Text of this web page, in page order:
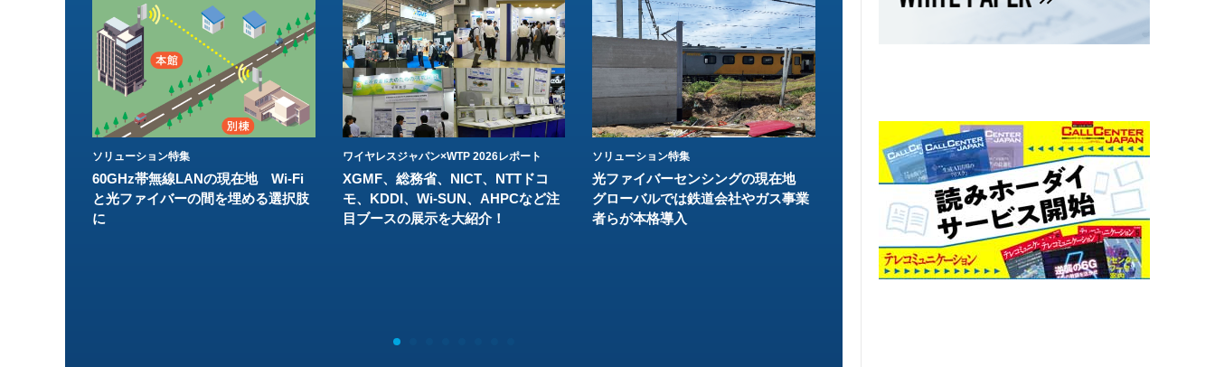
ソリューション特集
60GHz帯無線LANの現在地 Wi-Fi
と光ファイバーの間を埋める選択肢
に
ワイヤレスジャパン×WTP 2026レポート
XGMF、総務省、NICT、NTTドコ
モ、KDDI、Wi-SUN、AHPCなど注
目ブースの展示を大紹介！
ソリューション特集
光ファイバーセンシングの現在地
グローバルでは鉄道会社やガス事業
者らが本格導入
ソリューション特集
イーサネットで作るGPUネットワー
ク 間近に迫る1.6TbE時代とローカ
ルLLMに備えを
ソリューション特集
6GHz帯Wi-Fiは「
末」で Wi-Fi 7へ
こう